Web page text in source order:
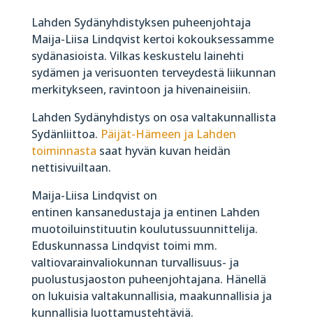
Lahden Sydänyhdistyksen puheenjohtaja
Maija-Liisa Lindqvist kertoi kokouksessamme
sydänasioista. Vilkas keskustelu lainehti
sydämen ja verisuonten terveydestä liikunnan
merkitykseen, ravintoon ja hivenaineisiin.
Lahden Sydänyhdistys on osa valtakunnallista
Sydänliittoa. Päijät-Hämeen ja Lahden
toiminnasta saat hyvän kuvan heidän
nettisivuiltaan.
Maija-Liisa Lindqvist on
entinen kansanedustaja ja entinen Lahden
muotoiluinstituutin koulutussuunnittelija.
Eduskunnassa Lindqvist toimi mm.
valtiovarainvaliokunnan turvallisuus- ja
puolustusjaoston puheenjohtajana. Hänellä
on lukuisia valtakunnallisia, maakunnallisia ja
kunnallisia luottamustehtäviä.